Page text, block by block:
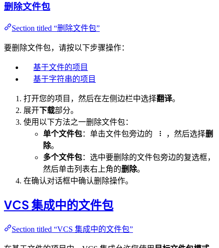
删除文件包
Section titled “删除文件包”
要删除文件包，请按以下步骤操作：
基于文件的项目
基于字符串的项目
打开您的项目，然后在左侧边栏中选择翻译。
展开下载部分。
使用以下方法之一删除文件包：
单个文件包：单击文件包旁边的 ，然后选择删
除。
多个文件包：选中要删除的文件包旁边的复选框，
然后单击列表右上角的删除。
在确认对话框中确认删除操作。
VCS 集成中的文件包
Section titled “VCS 集成中的文件包”